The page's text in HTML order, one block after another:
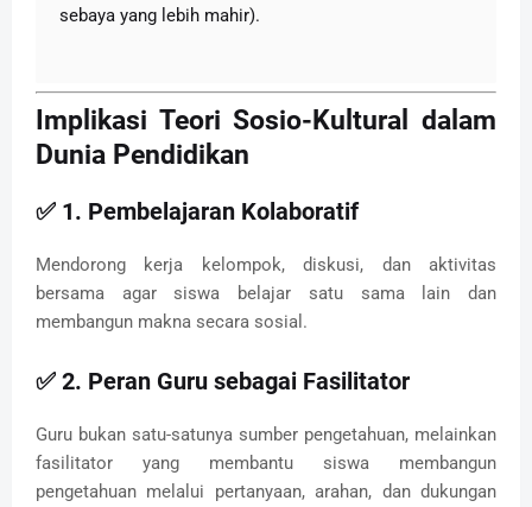
sebaya yang lebih mahir).
Implikasi Teori Sosio-Kultural dalam
Dunia Pendidikan
✅ 1. Pembelajaran Kolaboratif
Mendorong kerja kelompok, diskusi, dan aktivitas
bersama agar siswa belajar satu sama lain dan
membangun makna secara sosial.
✅ 2. Peran Guru sebagai Fasilitator
Guru bukan satu-satunya sumber pengetahuan, melainkan
fasilitator yang membantu siswa membangun
pengetahuan melalui pertanyaan, arahan, dan dukungan